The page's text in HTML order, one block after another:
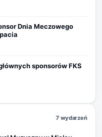
Dnia Meczowego
sponsorów FKS
7 wydarzeń